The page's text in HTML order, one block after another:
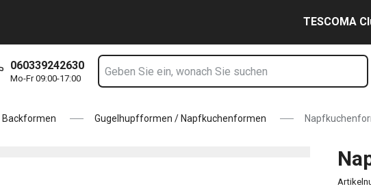
TESCOMA
060339242630
Mo-Fr 09:00-17:00
Backformen Gugelhupfformen / Napfkuchenformen